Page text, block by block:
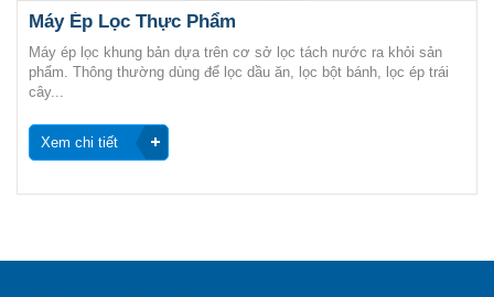
Máy Ép Lọc Thực Phẩm
Máy ép lọc khung bản dựa trên cơ sở lọc tách nước ra khỏi sản
phẩm. Thông thường dùng để lọc dầu ăn, lọc bột bánh, lọc ép trái
cây...
Xem chi tiết